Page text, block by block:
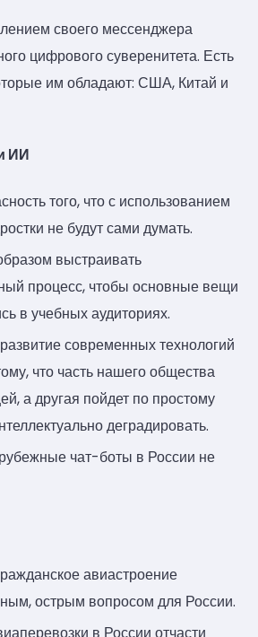
своего мессенджера
цифрового суверенитета. Есть
им обладают: США, Китай и
ИИ
того, что с использованием
не будут сами думать.
выстраивать
процесс, чтобы основные вещи
в учебных аудиториях.
современных технологий
что часть нашего общества
а другая пойдет по простому
деградировать.
чат-боты в России не
авиастроение
острым вопросом для России.